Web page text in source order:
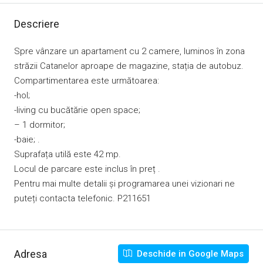
Descriere
Spre vânzare un apartament cu 2 camere, luminos în zona
străzii Catanelor aproape de magazine, stația de autobuz.
Compartimentarea este următoarea:
-hol;
-living cu bucătărie open space;
– 1 dormitor;
-baie; .
Suprafața utilă este 42 mp.
Locul de parcare este inclus în preț .
Pentru mai multe detalii și programarea unei vizionari ne
puteți contacta telefonic. P211651
Adresa Deschide in Google Maps